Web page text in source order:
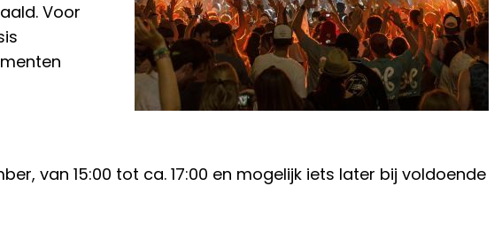
Voor
van 15:00 tot ca. 17:00 en mogelijk iets later bij voldoende